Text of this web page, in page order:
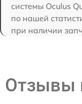
системы Oculus
по нашей
при наличии
Отзывы